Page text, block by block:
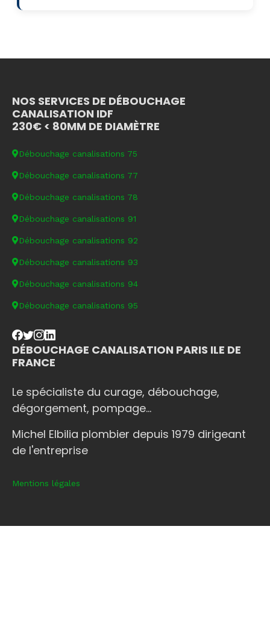
NOS SERVICES DE DÉBOUCHAGE
CANALISATION IDF
230€ < 80MM DE DIAMÈTRE
Débouchage canalisations 75
Débouchage canalisations 77
Débouchage canalisations 78
Débouchage canalisations 91
Débouchage canalisations 92
Débouchage canalisations 93
Débouchage canalisations 94
Débouchage canalisations 95
DÉBOUCHAGE CANALISATION PARIS ILE DE
FRANCE
Le spécialiste du curage, débouchage,
dégorgement, pompage...
Michel Elbilia plombier depuis 1979 dirigeant
de l'entreprise
Mentions légales